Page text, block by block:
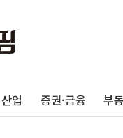
산업 증권·금융 부
리서 젠슨 황 재회…로봇
주...모더나·아이온큐·